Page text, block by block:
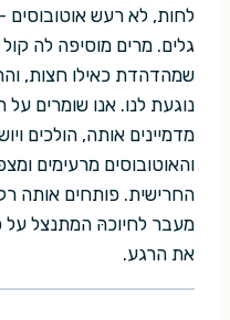
לחות, לא רעש
גלים. מרים מוסיפה לה
שמהדהדת כאילו חצות,
נוגעת לנו. אנו שומרים
מדמיינים אותה, הולכים
והאוטובוסים מרעימים
החרישית. פותחים אותה
מעבר לחיוכהּ המתנצל על
את הרגע.